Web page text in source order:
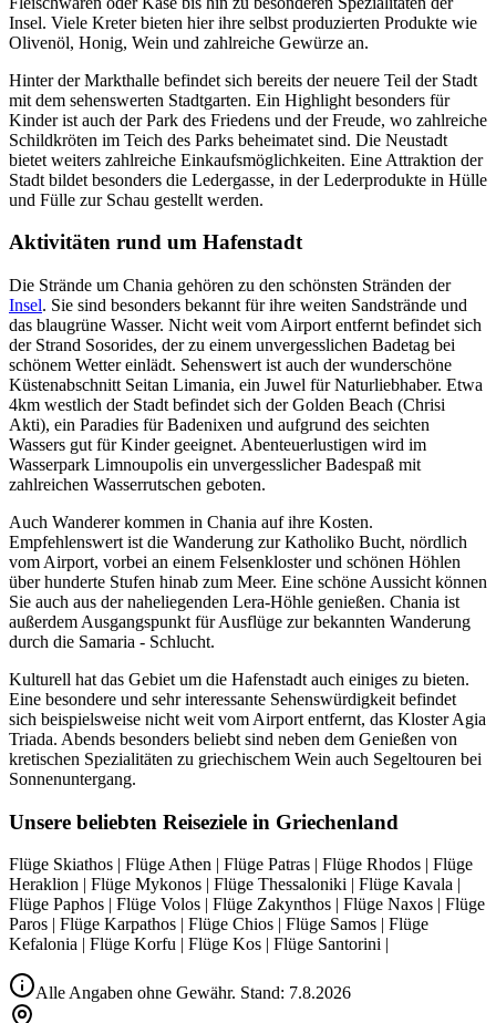
Insel. Viele Kreter bieten hier ihre selbst produzierten Produkte wie
Olivenöl, Honig, Wein und zahlreiche Gewürze an.
Hinter der Markthalle befindet sich bereits der neuere Teil der Stadt
mit dem sehenswerten Stadtgarten. Ein Highlight besonders für
Kinder ist auch der Park des Friedens und der Freude, wo zahlreiche
Schildkröten im Teich des Parks beheimatet sind. Die Neustadt
bietet weiters zahlreiche Einkaufsmöglichkeiten. Eine Attraktion der
Stadt bildet besonders die Ledergasse, in der Lederprodukte in Hülle
und Fülle zur Schau gestellt werden.
Aktivitäten rund um Hafenstadt
Die Strände um Chania gehören zu den schönsten Stränden der
Insel. Sie sind besonders bekannt für ihre weiten Sandstrände und
das blaugrüne Wasser. Nicht weit vom Airport entfernt befindet sich
der Strand Sosorides, der zu einem unvergesslichen Badetag bei
schönem Wetter einlädt. Sehenswert ist auch der wunderschöne
Küstenabschnitt Seitan Limania, ein Juwel für Naturliebhaber. Etwa
4km westlich der Stadt befindet sich der Golden Beach (Chrisi
Akti), ein Paradies für Badenixen und aufgrund des seichten
Wassers gut für Kinder geeignet. Abenteuerlustigen wird im
Wasserpark Limnoupolis ein unvergesslicher Badespaß mit
zahlreichen Wasserrutschen geboten.
Auch Wanderer kommen in Chania auf ihre Kosten.
Empfehlenswert ist die Wanderung zur Katholiko Bucht, nördlich
vom Airport, vorbei an einem Felsenkloster und schönen Höhlen
über hunderte Stufen hinab zum Meer. Eine schöne Aussicht können
Sie auch aus der naheliegenden Lera-Höhle genießen. Chania ist
außerdem Ausgangspunkt für Ausflüge zur bekannten Wanderung
durch die Samaria - Schlucht.
Kulturell hat das Gebiet um die Hafenstadt auch einiges zu bieten.
Eine besondere und sehr interessante Sehenswürdigkeit befindet
sich beispielsweise nicht weit vom Airport entfernt, das Kloster Agia
Triada. Abends besonders beliebt sind neben dem Genießen von
kretischen Spezialitäten zu griechischem Wein auch Segeltouren bei
Sonnenuntergang.
Unsere beliebten Reiseziele in Griechenland
Flüge Skiathos | Flüge Athen | Flüge Patras | Flüge Rhodos | Flüge
Heraklion | Flüge Mykonos | Flüge Thessaloniki | Flüge Kavala |
Flüge Paphos | Flüge Volos | Flüge Zakynthos | Flüge Naxos | Flüge
Paros | Flüge Karpathos | Flüge Chios | Flüge Samos | Flüge
Kefalonia | Flüge Korfu | Flüge Kos | Flüge Santorini |
Alle Angaben ohne Gewähr. Stand: 7.8.2026